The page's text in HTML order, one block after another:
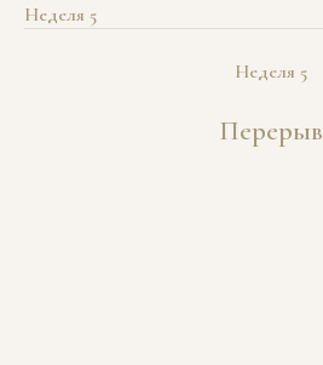
Неделя 5
Неделя 5
Перерыв